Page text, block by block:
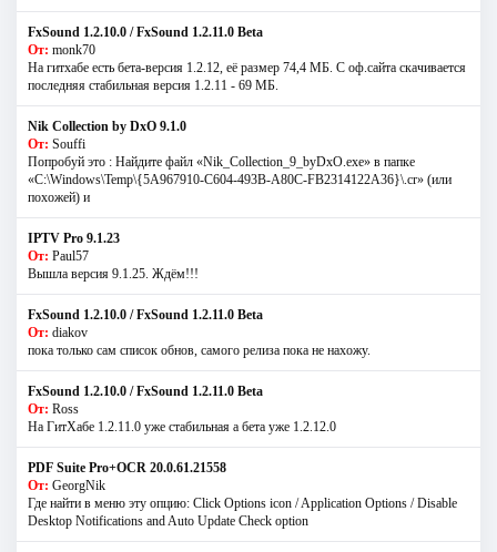
FxSound 1.2.10.0 / FxSound 1.2.11.0 Beta
От: monk70
На гитхабе есть бета-версия 1.2.12, её размер 74,4 МБ. С оф.сайта скачивается
последняя стабильная версия 1.2.11 - 69 МБ.
Nik Collection by DxO 9.1.0
От: Souffi
Попробуй это : Найдите файл «Nik_Collection_9_byDxO.exe» в папке
«C:\Windows\Temp\{5A967910-C604-493B-A80C-FB2314122A36}\.cr» (или
похожей) и
IPTV Pro 9.1.23
От: Paul57
Вышла версия 9.1.25. Ждём!!!
FxSound 1.2.10.0 / FxSound 1.2.11.0 Beta
От: diakov
пока только сам список обнов, самого релиза пока не нахожу.
FxSound 1.2.10.0 / FxSound 1.2.11.0 Beta
От: Ross
На ГитХабе 1.2.11.0 уже стабильная а бета уже 1.2.12.0
PDF Suite Pro+OCR 20.0.61.21558
От: GeorgNik
Где найти в меню эту опцию: Click Options icon / Application Options / Disable
Desktop Notifications and Auto Update Check option